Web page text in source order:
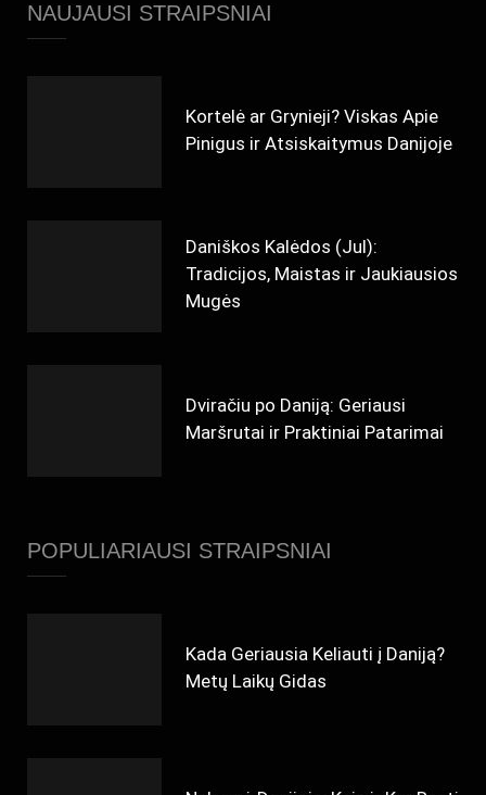
NAUJAUSI STRAIPSNIAI
Kortelė ar Grynieji? Viskas Apie
Pinigus ir Atsiskaitymus Danijoje
Daniškos Kalėdos (Jul):
Tradicijos, Maistas ir Jaukiausios
Mugės
Dviračiu po Daniją: Geriausi
Maršrutai ir Praktiniai Patarimai
POPULIARIAUSI STRAIPSNIAI
Kada Geriausia Keliauti į Daniją?
Metų Laikų Gidas